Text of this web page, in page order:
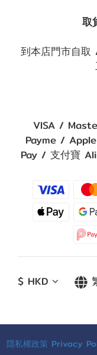
取
到本店門市自
VISA /
Payme /
Pay / 支付寶
$ HKD
隱私權政策 Privacy